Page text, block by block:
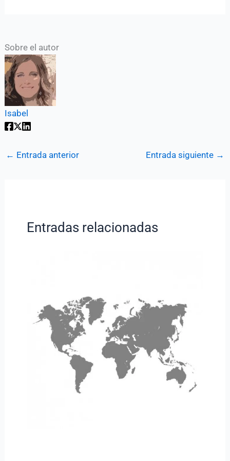
Sobre el autor
Isabel
← Entrada anterior Entrada siguiente →
Entradas relacionadas